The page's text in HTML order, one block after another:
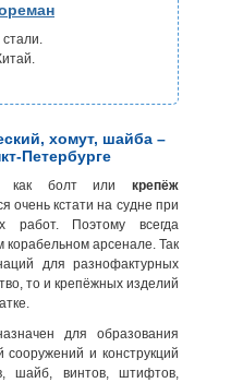
хомут, шайба –
Петербурге
как болт или крепёж
очень кстати на судне при
Поэтому всегда
арсенале. Так
для разнофактурных
то и крепёжных изделий
для образования
сооружений и конструкций
шайб, винтов, штифтов,